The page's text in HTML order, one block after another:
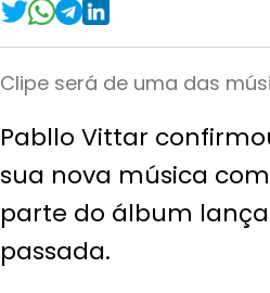
Clipe será de uma das
Pabllo Vittar
sua nova música
parte do álbum
passada.